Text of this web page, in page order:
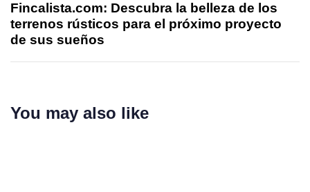
Fincalista.com: Descubra la belleza de los
terrenos rústicos para el próximo proyecto
de sus sueños
You may also like